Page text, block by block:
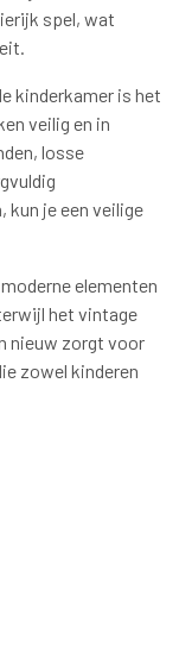
spel, wat
kinderkamer is het
veilig en in
losse
kun je een veilige
elementen
het vintage
nieuw zorgt voor
zowel kinderen